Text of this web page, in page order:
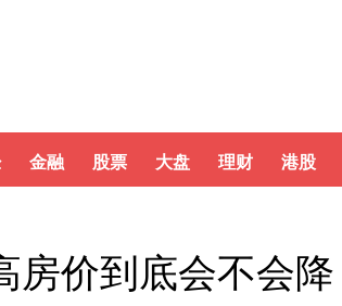
金融 股票 大盘 理财 港股
房价到底会不会